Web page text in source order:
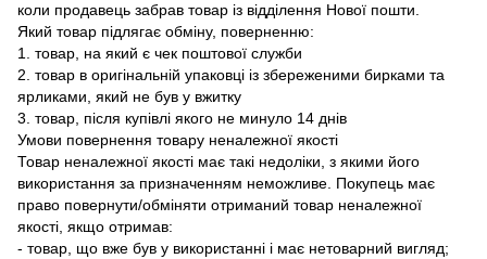
коли продавець забрав товар із відділення Нової пошти.
Який товар підлягає обміну, поверненню:
1. товар, на який є чек поштової служби
2. товар в оригінальній упаковці із збереженими бирками та
ярликами, який не був у вжитку
3. товар, після купівлі якого не минуло 14 днів
Умови повернення товару неналежної якості
Товар неналежної якості має такі недоліки, з якими його
використання за призначенням неможливе. Покупець має
право повернути/обміняти отриманий товар неналежної
якості, якщо отримав:
- товар, що вже був у використанні і має нетоварний вигляд;